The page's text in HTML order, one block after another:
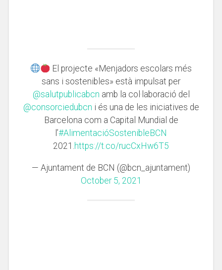
El projecte «Menjadors escolars més
sans i sostenibles» està impulsat per
@salutpublicabcn amb la col·laboració del
@consorciedubcn i és una de les iniciatives de
Barcelona com a Capital Mundial de
l’#AlimentacióSostenibleBCN
2021.https://t.co/rucCxHw6T5
— Ajuntament de BCN (@bcn_ajuntament)
October 5, 2021